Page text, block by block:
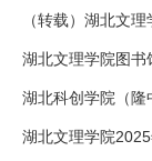
（转载）湖北文
湖北文理学院图书
湖北科创学院（隆
湖北文理学院